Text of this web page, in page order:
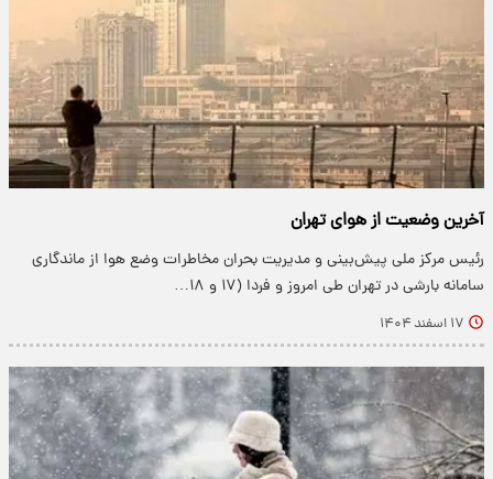
آخرین وضعیت از هوای تهران
رئیس مرکز ملی پیش‌بینی و مدیریت بحران مخاطرات وضع هوا از ماندگاری
سامانه بارشی در تهران طی امروز و فردا (۱۷ و ۱۸…
۱۷ اسفند ۱۴۰۴